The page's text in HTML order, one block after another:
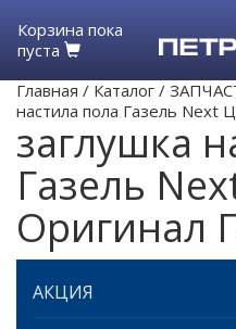
Корзина пока
пуста
Главная / Каталог /
настила пола Газель Next
заглушка
Газель
Оригинал
АКЦИЯ